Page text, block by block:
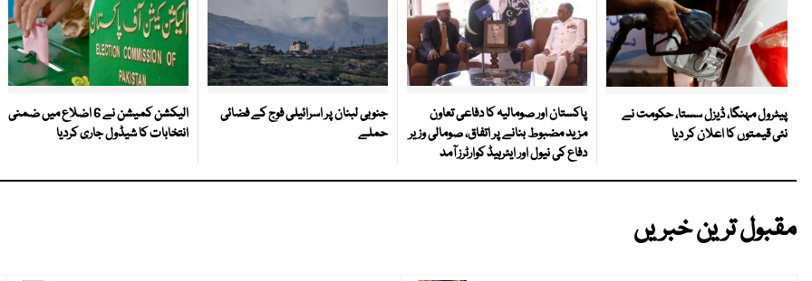
پیٹرول مہنگا، ڈیزل سستا، حکومت نے
نئی قیمتوں کا اعلان کر دیا
پاکستان اور صومالیہ کا دفاعی تعاون
مزید مضبوط بنانے پر اتفاق، صومالی وزیر
دفاع کی نیول اور ایئرہیڈ کوارٹرز آمد
جنوبی لبنان پر اسرائیلی فوج کے فضائی
حملے
الیکشن کمیشن نے 6 اضلاع میں ضمنی
انتخابات کا شیڈول جاری کردیا
مقبول ترین خبریں